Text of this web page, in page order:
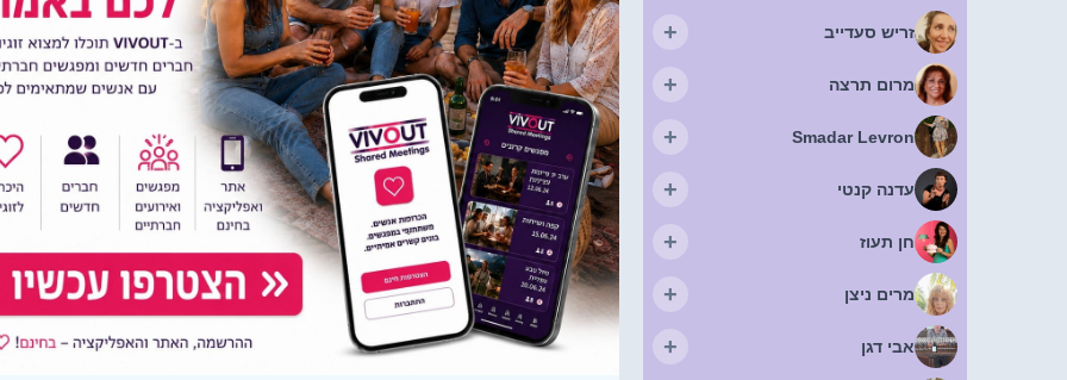
זריש סעדייב +
מרום תרצה +
Smadar Levron
+
עדנה קנטי +
חן תעוז +
מרים ניצן +
אבי דגן +